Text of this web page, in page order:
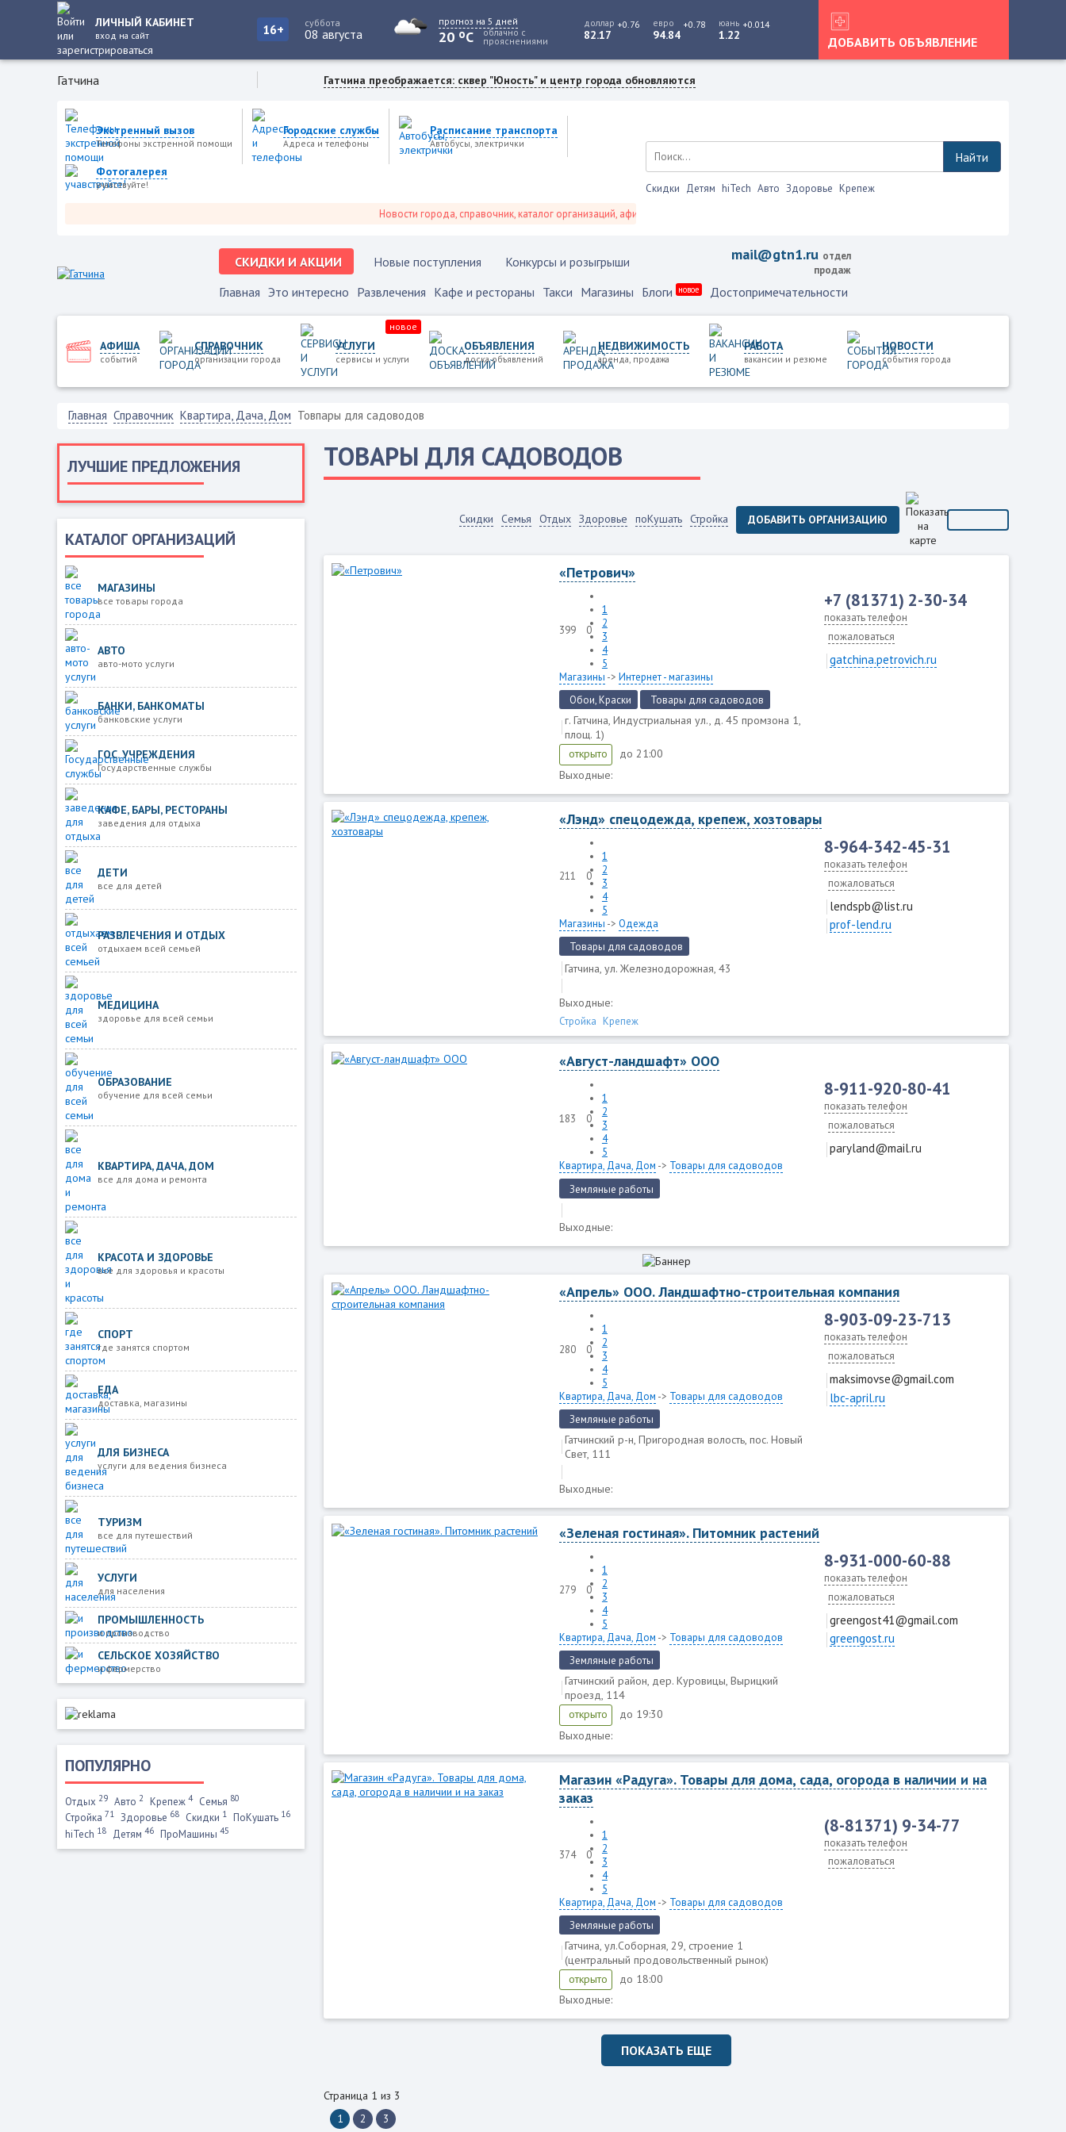
ЛИЧНЫЙ КАБИНЕТ
вход на сайт 16+ суббота
08 августа
прогноз на 5 дней
20 oC облачно с
прояснениями
доллар
82.17
+0.76 евро
94.84
+0.78 юань
1.22
+0.014
ДОБАВИТЬ ОБЪЯВЛЕНИЕ
Гатчина Гатчина преображается: сквер "Юность" и центр города обновляются
Экстренный вызов
Телефоны экстренной помощи
Городские службы
Адреса и телефоны
Расписание транспорта
Автобусы, электрички
Фотогалерея
учавствуйте!
Новости города, справочник, каталог организаций, афиша событий и не только это.
Найти
Скидки Детям hiTech Авто Здоровье Крепеж
СКИДКИ И АКЦИИ Новые поступления Конкурсы и розыгрыши mail@gtn1.ru отдел
продаж
Главная Это интересно Развлечения Кафе и рестораны Такси Магазины Блоги новое Достопримечательности
АФИША
событий
СПРАВОЧНИК
организации города
УСЛУГИ
сервисы и услуги
новое
ОБЪЯВЛЕНИЯ
доска объявлений
НЕДВИЖИМОСТЬ
аренда, продажа
РАБОТА
вакансии и резюме
НОВОСТИ
события города
Главная Справочник Квартира, Дача, Дом Товпары для садоводов
ЛУЧШИЕ ПРЕДЛОЖЕНИЯ
КАТАЛОГ ОРГАНИЗАЦИЙ
МАГАЗИНЫ
все товары города
АВТО
авто-мото услуги
БАНКИ, БАНКОМАТЫ
банковские услуги
ГОС. УЧРЕЖДЕНИЯ
Государственные службы
КАФЕ, БАРЫ, РЕСТОРАНЫ
заведения для отдыха
ДЕТИ
все для детей
РАЗВЛЕЧЕНИЯ И ОТДЫХ
отдыхаем всей семьей
МЕДИЦИНА
здоровье для всей семьи
ОБРАЗОВАНИЕ
обучение для всей семьи
КВАРТИРА, ДАЧА, ДОМ
все для дома и ремонта
КРАСОТА И ЗДОРОВЬЕ
все для здоровья и красоты
СПОРТ
где занятся спортом
ЕДА
доставка, магазины
ДЛЯ БИЗНЕСА
услуги для ведения бизнеса
ТУРИЗМ
все для путешествий
УСЛУГИ
для населения
ПРОМЫШЛЕННОСТЬ
и производство
СЕЛЬСКОЕ ХОЗЯЙСТВО
и фермерство
ПОПУЛЯРНО
Отдых 29 Авто 2 Крепеж 4 Семья 80
Стройка 71 Здоровье 68 Скидки 1 ПоКушать 16
hiTech 18 Детям 46 ПроМашины 45
ТОВАРЫ ДЛЯ САДОВОДОВ
Скидки Семья Отдых Здоровье поКушать Стройка ДОБАВИТЬ ОРГАНИЗАЦИЮ
«Петрович»
399 0
1
2
3
4
5
Магазины -> Интернет - магазины
Обои, Краски
Товары для садоводов
г. Гатчина, Индустриальная ул., д. 45 промзона 1,
площ. 1)
открыто
до 21:00
Выходные:
+7 (81371) 2-30-34
показать телефон
пожаловаться
gatchina.petrovich.ru
«Лэнд» спецодежда, крепеж, хозтовары
211 0
1
2
3
4
5
Магазины -> Одежда
Товары для садоводов
Гатчина, ул. Железнодорожная, 43
Выходные:
Стройка Крепеж
8-964-342-45-31
показать телефон
пожаловаться
lendspb@list.ru
prof-lend.ru
«Август-ландшафт» ООО
183 0
1
2
3
4
5
Квартира, Дача, Дом -> Товары для садоводов
Земляные работы
Выходные:
8-911-920-80-41
показать телефон
пожаловаться
paryland@mail.ru
«Апрель» ООО. Ландшафтно-строительная компания
280 0
1
2
3
4
5
Квартира, Дача, Дом -> Товары для садоводов
Земляные работы
Гатчинский р-н, Пригородная волость, пос. Новый
Свет, 111
Выходные:
8-903-09-23-713
показать телефон
пожаловаться
maksimovse@gmail.com
lbc-april.ru
«Зеленая гостиная». Питомник растений
279 0
1
2
3
4
5
Квартира, Дача, Дом -> Товары для садоводов
Земляные работы
Гатчинский район, дер. Куровицы, Вырицкий
проезд, 114
открыто
до 19:30
Выходные:
8-931-000-60-88
показать телефон
пожаловаться
greengost41@gmail.com
greengost.ru
Магазин «Радуга». Товары для дома, сада, огорода в наличии и на
заказ
374 0
1
2
3
4
5
Квартира, Дача, Дом -> Товары для садоводов
Земляные работы
Гатчина, ул.Соборная, 29, строение 1
(центральный продовольственный рынок)
открыто
до 18:00
Выходные:
(8-81371) 9-34-77
показать телефон
пожаловаться
ПОКАЗАТЬ ЕЩЕ
Страница 1 из 3
1
2 3